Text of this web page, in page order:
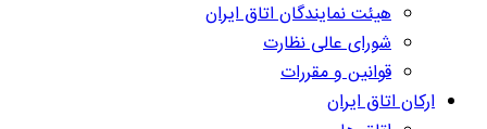
هیئت نمایندگان اتاق ایران
شورای عالی نظارت
قوانین و مقررات
ارکان اتاق ایران